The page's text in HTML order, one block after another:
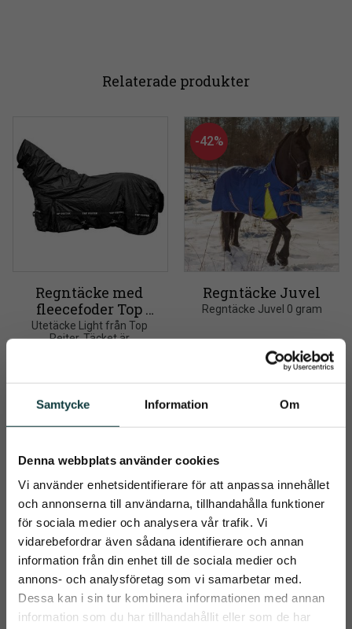
Samtycke Information Om
Denna webbplats använder cookies
Vi använder enhetsidentifierare för att anpassa innehållet
och annonserna till användarna, tillhandahålla funktioner
för sociala medier och analysera vår trafik. Vi
vidarebefordrar även sådana identifierare och annan
information från din enhet till de sociala medier och
annons- och analysföretag som vi samarbetar med.
Dessa kan i sin tur kombinera informationen med annan
information som du har tillhandahållit eller som de har
Relaterade produkter
Regntäcke med
fleecefoder Top
Reiter
Utetäcke Light från Top
Reiter. Täcket är
Info
Regntäcke Juvel
Regntäcke Juvel 0 gram
859kr
42%
Info
Prenumerera på Emmishopens
nyhetsbrev